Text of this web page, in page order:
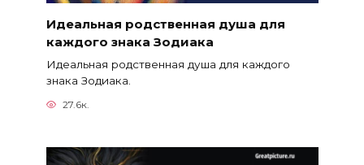
Идеальная родственная душа для
каждого знака Зодиака
Идеальная родственная душа для каждого
знака Зодиака.
27.6к.